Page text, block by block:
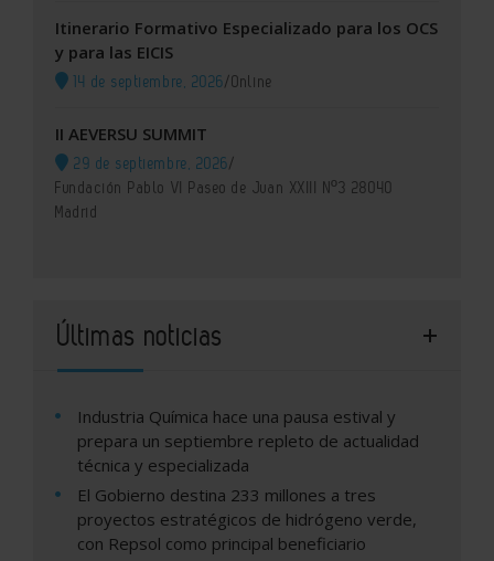
Itinerario Formativo Especializado para los OCS
y para las EICIS
14 de septiembre, 2026/Online
II AEVERSU SUMMIT
29 de septiembre, 2026/
Fundación Pablo VI Paseo de Juan XXIII Nº3 28040
Madrid
Últimas noticias
Industria Química hace una pausa estival y
prepara un septiembre repleto de actualidad
técnica y especializada
El Gobierno destina 233 millones a tres
proyectos estratégicos de hidrógeno verde,
con Repsol como principal beneficiario